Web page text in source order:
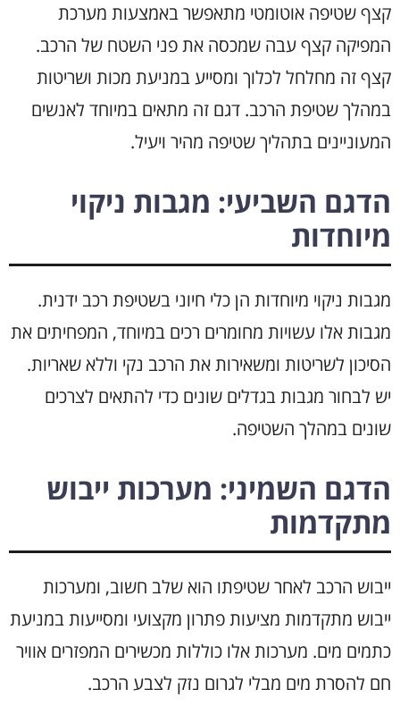
קצף שטיפה אוטומטי מתאפשר באמצעות מערכת
המפיקה קצף עבה שמכסה את פני השטח של הרכב.
קצף זה מחלחל לכלוך ומסייע במניעת מכות ושריטות
במהלך שטיפת הרכב. דגם זה מתאים במיוחד לאנשים
המעוניינים בתהליך שטיפה מהיר ויעיל.
הדגם השביעי: מגבות ניקוי
מיוחדות
מגבות ניקוי מיוחדות הן כלי חיוני בשטיפת רכב ידנית.
מגבות אלו עשויות מחומרים רכים במיוחד, המפחיתים את
הסיכון לשריטות ומשאירות את הרכב נקי וללא שאריות.
יש לבחור מגבות בגדלים שונים כדי להתאים לצרכים
שונים במהלך השטיפה.
הדגם השמיני: מערכות ייבוש
מתקדמות
ייבוש הרכב לאחר שטיפתו הוא שלב חשוב, ומערכות
ייבוש מתקדמות מציעות פתרון מקצועי ומסייעות במניעת
כתמים מים. מערכות אלו כוללות מכשירים המפזרים אוויר
חם להסרת מים מבלי לגרום נזק לצבע הרכב.